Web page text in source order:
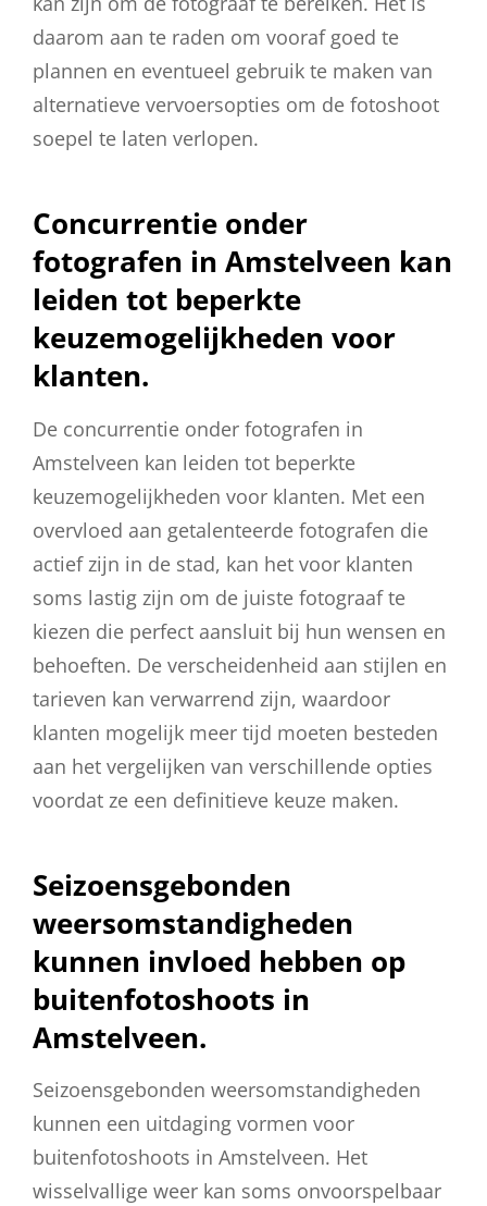
daarom aan te raden om vooraf goed te
plannen en eventueel gebruik te maken van
alternatieve vervoersopties om de fotoshoot
soepel te laten verlopen.
Concurrentie onder
fotografen in Amstelveen kan
leiden tot beperkte
keuzemogelijkheden voor
klanten.
De concurrentie onder fotografen in
Amstelveen kan leiden tot beperkte
keuzemogelijkheden voor klanten. Met een
overvloed aan getalenteerde fotografen die
actief zijn in de stad, kan het voor klanten
soms lastig zijn om de juiste fotograaf te
kiezen die perfect aansluit bij hun wensen en
behoeften. De verscheidenheid aan stijlen en
tarieven kan verwarrend zijn, waardoor
klanten mogelijk meer tijd moeten besteden
aan het vergelijken van verschillende opties
voordat ze een definitieve keuze maken.
Seizoensgebonden
weersomstandigheden
kunnen invloed hebben op
buitenfotoshoots in
Amstelveen.
Seizoensgebonden weersomstandigheden
kunnen een uitdaging vormen voor
buitenfotoshoots in Amstelveen. Het
wisselvallige weer kan soms onvoorspelbaar